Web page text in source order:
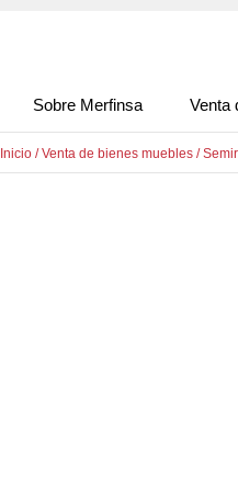
Sobre Merfinsa Venta
Inicio /Venta de bienes muebles /